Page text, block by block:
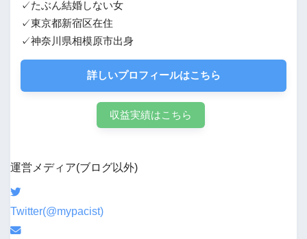
✓たぶん結婚しない女
✓東京都新宿区在住
✓神奈川県相模原市出身
詳しいプロフィールはこちら
収益実績はこちら
運営メディア(ブログ以外)
Twitter(@mypacist)